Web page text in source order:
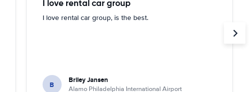
I love rental car group
I love rental car group, is the best.
B Briley Jansen
Alamo Philadelphia International Airport